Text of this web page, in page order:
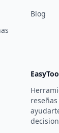
Blog